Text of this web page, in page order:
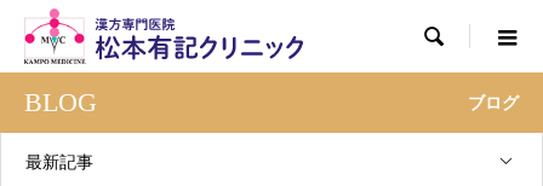

BLOG ブログ
最新記事